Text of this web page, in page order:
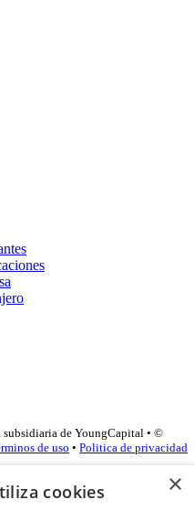
subsidiaria de YoungCapital • ©
de uso • Politica de privacidad
×
cookies